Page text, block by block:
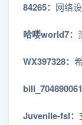
84265： 网络
哈喽world7：
WX397328：
Juvenile-fsl：